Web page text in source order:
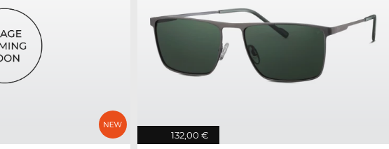
132,00 €